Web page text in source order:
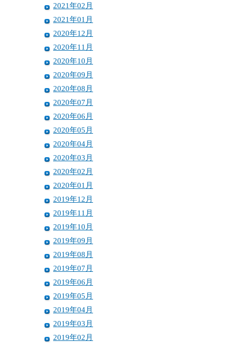
2021年02月
2021年01月
2020年12月
2020年11月
2020年10月
2020年09月
2020年08月
2020年07月
2020年06月
2020年05月
2020年04月
2020年03月
2020年02月
2020年01月
2019年12月
2019年11月
2019年10月
2019年09月
2019年08月
2019年07月
2019年06月
2019年05月
2019年04月
2019年03月
2019年02月